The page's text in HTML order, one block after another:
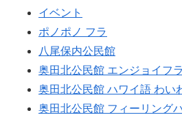
イベント
ポノポノ フラ
八尾保内公民館
奥田北公民館 エンジョイフラ
奥田北公民館 ハワイ語 わい
奥田北公民館 フィーリング